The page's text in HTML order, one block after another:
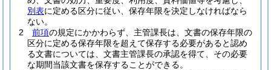
別表に定める区分に従い、保存年限を決定しなければなら
ない。
2
前項の規定にかかわらず、主管課長は、文書の保存年限の
区分に定める保存年限を超えて保存する必要があると認め
る文書については、文書主管課長の承認を得て、その必要
な期間当該文書を保存することができる。